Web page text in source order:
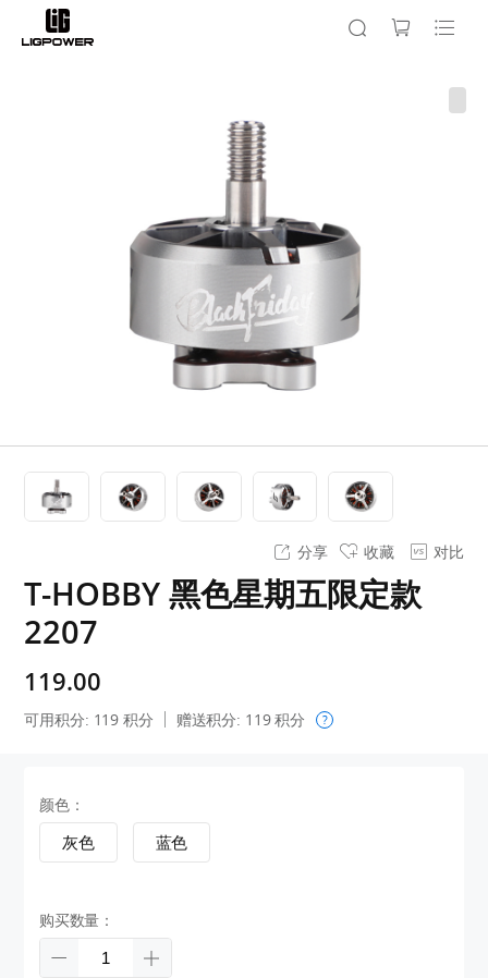
分享 收藏 对比
T-HOBBY 黑色星期五限定款
2207
119.00
可用积分: 119积分 赠送积分: 119积分 ?
颜色：
灰色 蓝色
购买数量：